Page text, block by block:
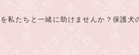
私たちと一緒に助けませんか？保護犬